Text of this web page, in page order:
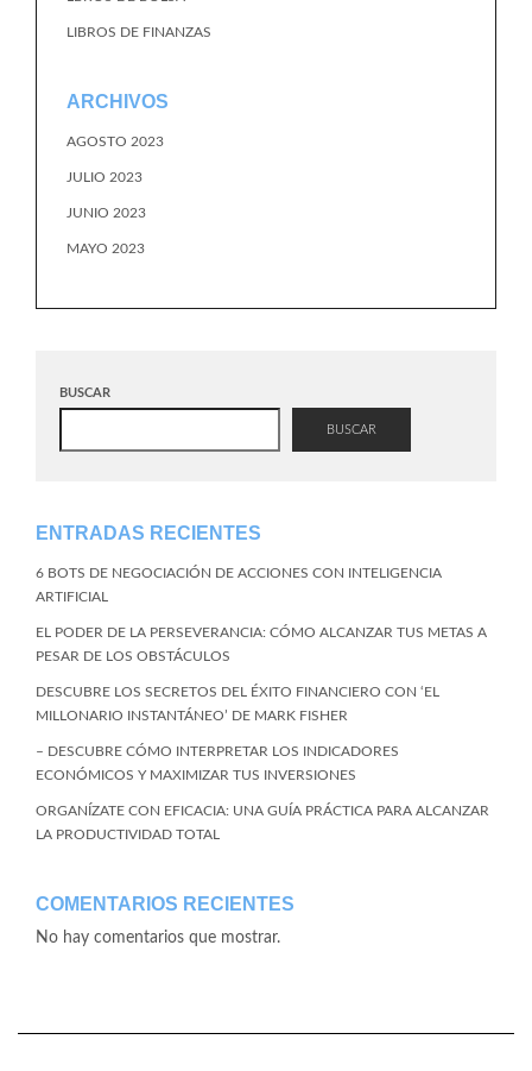
LIBROS DE FINANZAS
ARCHIVOS
AGOSTO 2023
JULIO 2023
JUNIO 2023
MAYO 2023
BUSCAR
BUSCAR
ENTRADAS RECIENTES
6 BOTS DE NEGOCIACIÓN DE ACCIONES CON INTELIGENCIA
ARTIFICIAL
EL PODER DE LA PERSEVERANCIA: CÓMO ALCANZAR TUS METAS A
PESAR DE LOS OBSTÁCULOS
DESCUBRE LOS SECRETOS DEL ÉXITO FINANCIERO CON ‘EL
MILLONARIO INSTANTÁNEO’ DE MARK FISHER
– DESCUBRE CÓMO INTERPRETAR LOS INDICADORES
ECONÓMICOS Y MAXIMIZAR TUS INVERSIONES
ORGANÍZATE CON EFICACIA: UNA GUÍA PRÁCTICA PARA ALCANZAR
LA PRODUCTIVIDAD TOTAL
COMENTARIOS RECIENTES
No hay comentarios que mostrar.